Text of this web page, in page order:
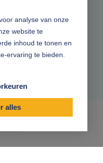
analyse van onze
website te
inhoud te tonen en
ervaring te bieden.
alles